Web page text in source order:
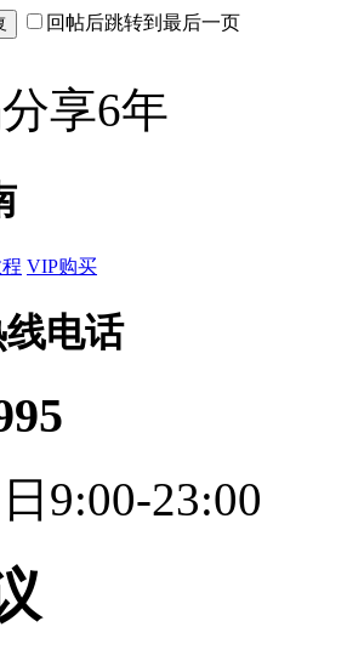
回帖后跳转到最后一页
享6年
VIP购买
电话
9:00-23:00